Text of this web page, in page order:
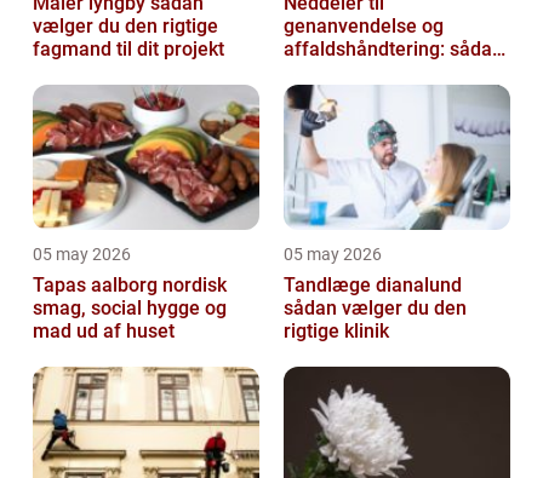
vælger du den rigtige
fagmand til dit projekt
genanvendelse og
affaldshåndtering: sådan
05 may 2026
Tapas aalborg nordisk
smag, social hygge og
mad ud af huset
05 may 2026
Tandlæge dianalund
sådan vælger du den
rigtige klinik